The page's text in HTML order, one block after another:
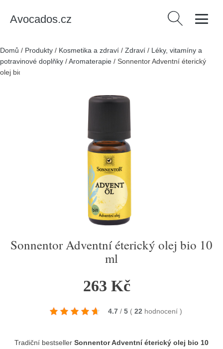
Avocados.cz Vyhledávání
Domů / Produkty / Kosmetika a zdraví / Zdraví / Léky, vitamíny a
potravinové doplňky /Aromaterapie / Sonnentor Adventní éterický
olej bio 10 ml
Sonnentor Adventní éterický olej bio 10
ml
263 Kč
4.7 / 5 ( 22 hodnocení )
Tradiční bestseller Sonnentor Adventní éterický olej bio 10